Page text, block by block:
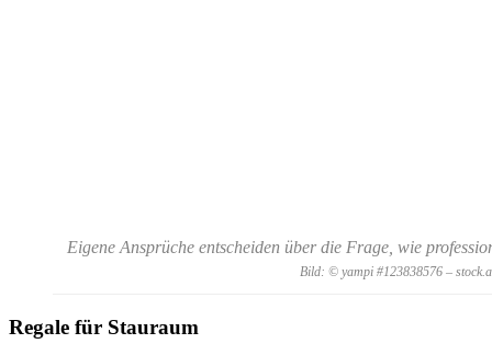
Eigene Ansprüche entscheiden über die Frage, wie
Bild: © yampi #123838576 –
Regale für Stauraum